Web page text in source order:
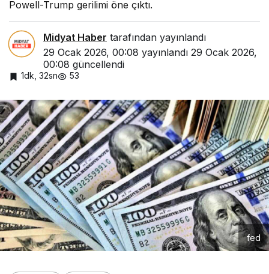
Powell-Trump gerilimi öne çıktı.
Midyat Haber tarafından yayınlandı
29 Ocak 2026, 00:08 yayınlandı 29 Ocak 2026,
00:08 güncellendi
1dk, 32sn 53
fed